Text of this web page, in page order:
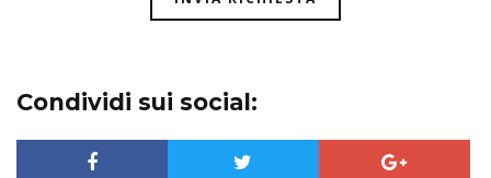
Condividi sui social: